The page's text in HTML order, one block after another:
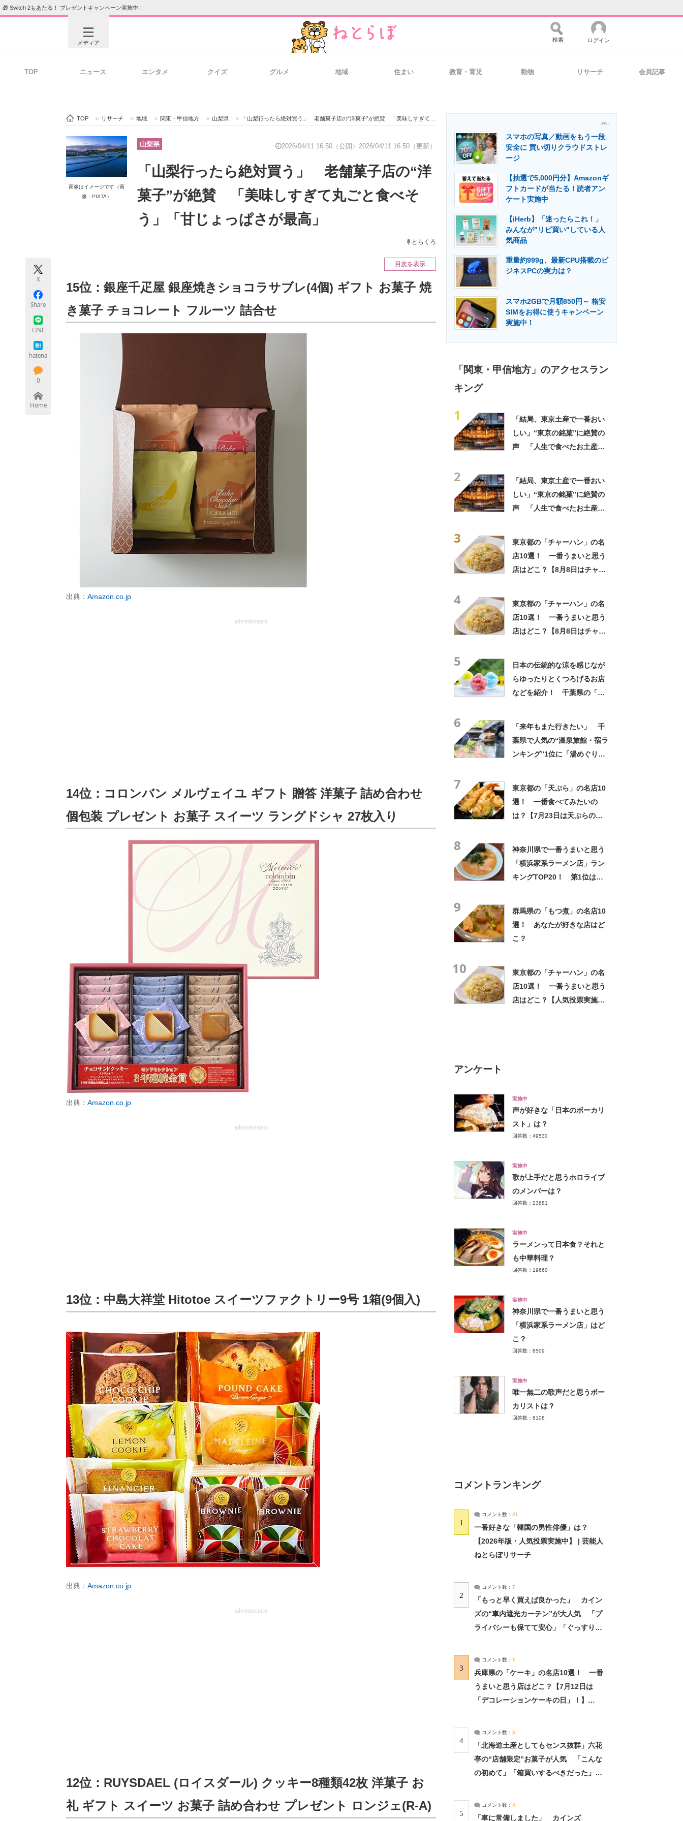
🎁 Switch 2もあたる！ プレゼントキャンペーン実施中！
メディア
ビジネスと働き方のヒント 経営リーダーのコミュニティ マーケ×ITの今がよく分かる
ITエンジニア向け専門サイト 企業向けIT製品の総合サイト IT製品の技術・比較・事例 製造業のIT導入・活用を支援
エネルギーの専門メディア 建設×テクノロジーの最前線
ちょっと気になるネットの話題
検索 ログイン
TOP ニュース エンタメ クイズ グルメ 地域 住まい 教育・育児 動物 リサーチ 会員記事
TOP > リサーチ > 地域 > 関東・甲信地方 > 山梨県 > 「山梨行ったら絶対買う」 老舗菓子店の“洋菓子”が絶賛 「美味しすぎて丸ごと食べそう」「甘じょっぱさが最高」
画像はイメージです（画
像：PIXTA）
山梨県 2026/04/11 16:50（公開） 2026/04/11 16:50（更新）
「山梨行ったら絶対買う」 老舗菓子店の“洋
菓子”が絶賛 「美味しすぎて丸ごと食べそ
う」「甘じょっぱさが最高」
とらくろ
X
Share
LINE
hatena
0
Home
目次を表示
15位：銀座千疋屋 銀座焼きショコラサブレ(4個) ギフト お菓子 焼
き菓子 チョコレート フルーツ 詰合せ
出典： Amazon.co.jp
advertisement
14位：コロンバン メルヴェイユ ギフト 贈答 洋菓子 詰め合わせ
個包装 プレゼント お菓子 スイーツ ラングドシャ 27枚入り
出典： Amazon.co.jp
advertisement
13位：中島大祥堂 Hitotoe スイーツファクトリー9号 1箱(9個入)
出典： Amazon.co.jp
advertisement
12位：RUYSDAEL (ロイスダール) クッキー8種類42枚 洋菓子 お
礼 ギフト スイーツ お菓子 詰め合わせ プレゼント ロンジェ(R-A)
- PR -
スマホの写真／動画をもう一段
安全に 買い切りクラウドストレ
ージ
【抽選で5,000円分】Amazonギ
フトカードが当たる！読者アン
ケート実施中
【iHerb】「迷ったらこれ！」
みんなが"リピ買い"している人
気商品
重量約999g、最新CPU搭載のビ
ジネスPCの実力は？
スマホ2GBで月額850円～ 格安
SIMをお得に使うキャンペーン
実施中！
「関東・甲信地方」のアクセスラン
キング
1
「結局、東京土産で一番おい
しい」“東京の銘菓”に絶賛の
声 「人生で食べたお土産の
2
「結局、東京土産で一番おい
しい」“東京の銘菓”に絶賛の
声 「人生で食べたお土産の
3
東京都の「チャーハン」の名
店10選！ 一番うまいと思う
店はどこ？【8月8日はチャー
4
東京都の「チャーハン」の名
店10選！ 一番うまいと思う
店はどこ？【8月8日はチャー
5
日本の伝統的な涼を感じなが
らゆったりとくつろげるお店
などを紹介！ 千葉県の「か
6
「来年もまた行きたい」 千
葉県で人気の“温泉旅館・宿ラ
ンキング”1位に「湯めぐりで
7
東京都の「天ぷら」の名店10
選！ 一番食べてみたいの
は？【7月23日は天ぷらの
8
神奈川県で一番うまいと思う
「横浜家系ラーメン店」ラン
キングTOP20！ 第1位は
9
群馬県の「もつ煮」の名店10
選！ あなたが好きな店はど
こ？
10
東京都の「チャーハン」の名
店10選！ 一番うまいと思う
店はどこ？【人気投票実施
アンケート
実施中
声が好きな「日本のボーカリ
スト」は？
回答数：49530
実施中
歌が上手だと思うホロライブ
のメンバーは？
回答数：23881
実施中
ラーメンって日本食？それと
も中華料理？
回答数：19660
実施中
神奈川県で一番うまいと思う
「横浜家系ラーメン店」はど
こ？
回答数：8509
実施中
唯一無二の歌声だと思うボー
カリストは？
回答数：8108
コメントランキング
1
コメント数： 21
一番好きな「韓国の男性俳優」は？
【2026年版・人気投票実施中】 | 芸能人
ねとらぼリサーチ
2
コメント数： 7
「もっと早く買えば良かった」 カイン
ズの“車内遮光カーテン”が大人気 「プ
ライバシーも保てて安心」「ぐっすり眠
3
コメント数： 7
兵庫県の「ケーキ」の名店10選！ 一番
うまいと思う店はどこ？【7月12日は
「デコレーションケーキの日」！】
4
コメント数： 5
「北海道土産としてもセンス抜群」六花
亭の“店舗限定”お菓子が人気 「こんな
の初めて」「箱買いするべきだった」
5
コメント数： 4
「車に常備しました」 カインズ